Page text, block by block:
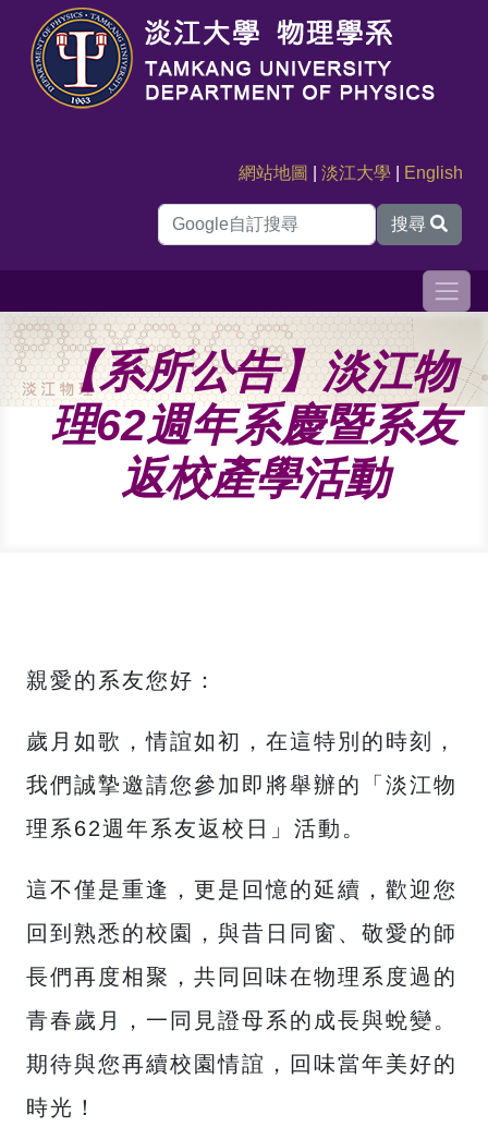
網站地圖 |淡江大學 English
搜尋
【系所公告】淡江物
理62週年系慶暨系友
返校產學活動
親愛的系友您好：
歲月如歌，情誼如初，在這特別的時刻，
我們誠摯邀請您參加即將舉辦的「淡江物
理系62週年系友返校日」活動。
這不僅是重逢，更是回憶的延續，歡迎您
回到熟悉的校園，與昔日同窗、敬愛的師
長們再度相聚，共同回味在物理系度過的
青春歲月，一同見證母系的成長與蛻變。
期待與您再續校園情誼，回味當年美好的
時光！